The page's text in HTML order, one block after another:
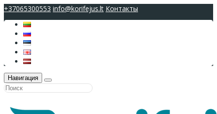
+37065300553 info@korifejus.lt Контакты
Навигация